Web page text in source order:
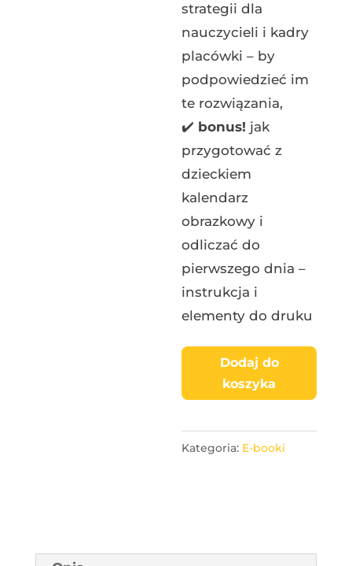
strategii dla
nauczycieli i kadry
placówki – by
podpowiedzieć im
te rozwiązania,
✔️ bonus! jak
przygotować z
dzieckiem
kalendarz
obrazkowy i
odliczać do
pierwszego dnia –
instrukcja i
elementy do druku
Dodaj do
koszyka
Kategoria: E-booki